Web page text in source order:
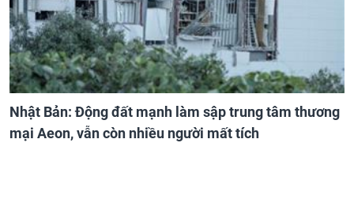
Nhật Bản: Động đất mạnh làm sập trung tâm thương
mại Aeon, vẫn còn nhiều người mất tích